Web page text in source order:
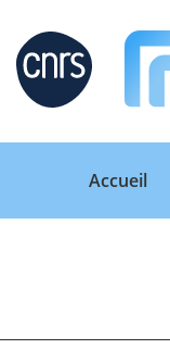
Retour
Accueil